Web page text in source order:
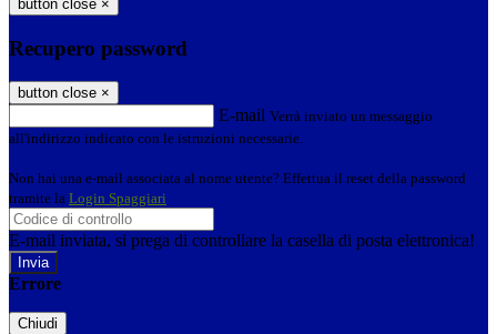
button close ×
Recupero password
button close ×
E-mail Verrà inviato un messaggio
all'indirizzo indicato con le istruzioni necessarie.
Non hai una e-mail associata al nome utente? Effettua il reset della password
tramite la Login Spaggiari
E-mail inviata, si prega di controllare la casella di posta elettronica!
Errore
Chiudi